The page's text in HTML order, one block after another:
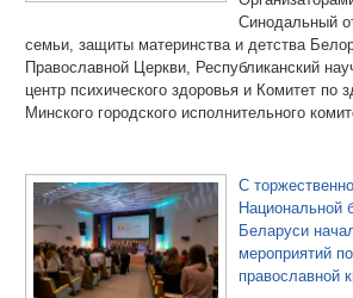
Синодальный
семьи, защиты материнства и детства
Православной Церкви, Республиканский
центр психического здоровья и Комитет по
Минского городского исполнительного
С
Национальной
Беларуси
мероприятий
православной